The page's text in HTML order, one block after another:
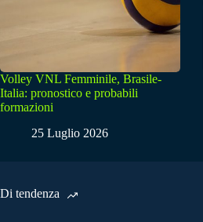
Volley VNL Femminile, Brasile-
Italia: pronostico e probabili
formazioni
25 Luglio 2026
Di tendenza